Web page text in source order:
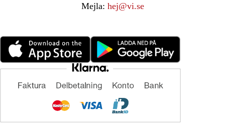
Mejla: hej@vi.se